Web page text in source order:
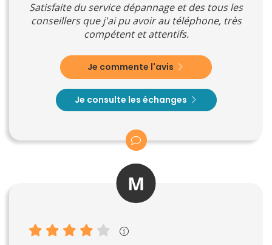
Satisfaite du service dépannage et des tous les
conseillers que j'ai pu avoir au téléphone, très
compétent et attentifs.
Je commente l'avis
Je consulte les échanges
M